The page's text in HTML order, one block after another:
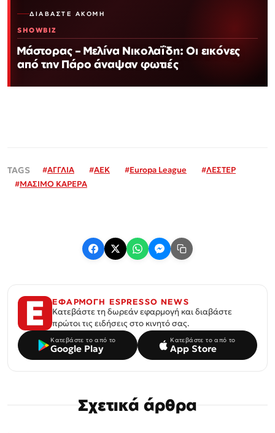
ΔΙΑΒΆΣΤΕ ΑΚΌΜΗ
SHOWBIZ
Μάστορας – Μελίνα Νικολαΐδη: Οι εικόνες
από την Πάρο άναψαν φωτιές
#ΑΓΓΛΙΑ #ΑΕΚ #Εuropa League #ΛΕΣΤΕΡ
#ΜΑΣΙΜΟ ΚΑΡΕΡΑ
ΕΦΑΡΜΟΓΗ ESPRESSO NEWS
Κατεβάστε τη δωρεάν εφαρμογή και διαβάστε
πρώτοι τις ειδήσεις στο κινητό σας.
Κατεβάστε το από το
Google Play
Κατεβάστε το από το
App Store
Σχετικά άρθρα